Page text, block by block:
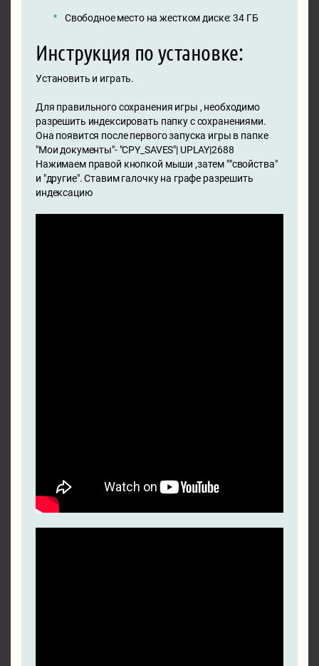
Свободное место на жестком диске: 34 ГБ
Инструкция по установке:
Установить и играть.
Для правильного сохранения игры , необходимо
разрешить индексировать папку с сохранениями.
Она появится после первого запуска игры в папке
"Мои документы"- "CPY_SAVES"| UPLAY|2688
Нажимаем правой кнопкой мыши ,затем ""свойства"
и "другие". Ставим галочку на графе разрешить
индексацию